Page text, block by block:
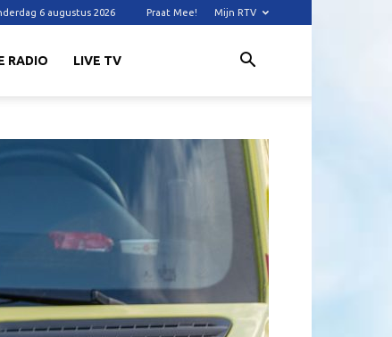
6 augustus 2026 Praat Mee! Mijn RTV
RADIO LIVE TV